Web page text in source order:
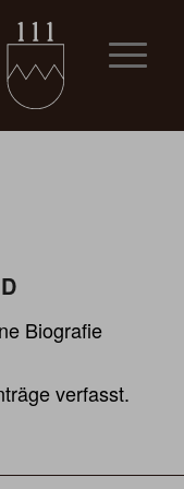
Biografie
verfasst.